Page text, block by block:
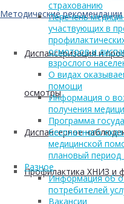
Методические рекомендации
Диспансеризация и
осмотры
Диспансерное
Профилактика ХНИЗ и
страхованию
Перечень
участвующих в
осмотров и
взрослого
О видах
помощи
Информация о
получения
Программа
бесплатного
медицинской
плановый период
Разное
Информация об
потребителей
Вакансии